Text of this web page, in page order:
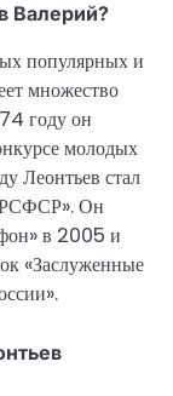
Валерий?
популярных и
множество
году он
молодых
Леонтьев стал
РСФСР». Он
в 2005 и
«Заслуженные